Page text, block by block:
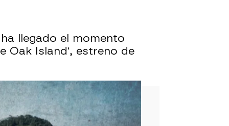
llegado el momento
Oak Island', estreno de